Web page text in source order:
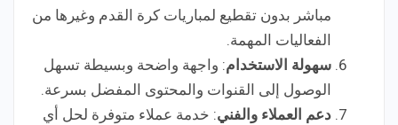
مباشر بدون تقطيع لمباريات كرة القدم وغيرها من
الفعاليات المهمة.
سهولة الاستخدام: واجهة واضحة وبسيطة تسهل
الوصول إلى القنوات والمحتوى المفضل بسرعة.
دعم العملاء والفني: خدمة عملاء متوفرة لحل أي